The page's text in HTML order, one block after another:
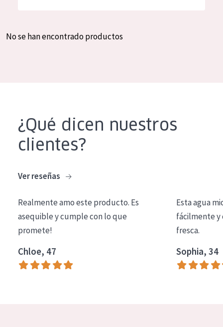
Crema de día
Crema de noche
Limpieza
COLECCIÓN
Essentials
Lift+
Spanish
No se han encontrado productos
¿Qué dicen nuestros
clientes?
Ver reseñas
Realmente amo este producto. Es
asequible y cumple con lo que
promete!
Chloe, 47
Esta agua
fácilmente y
fresca.
Sophia, 34